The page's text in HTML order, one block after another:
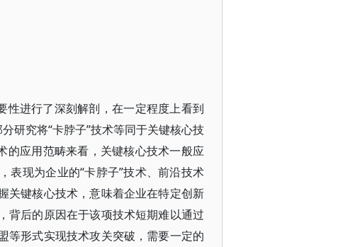
性进行了深刻解剖，在一定程度上看到
研究将“卡脖子”技术等同于关键核心技
的应用范畴来看，关键核心技术一般应
表现为企业的“卡脖子”技术、前沿技术
关键核心技术，意味着企业在特定创新
背后的原因在于该项技术短期难以通过
等形式实现技术攻关突破，需要一定的